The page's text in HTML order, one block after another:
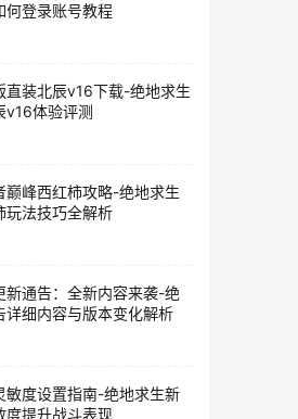
何登录账号教程
直装北辰v16下载-绝地求生
v16体验评测
巅峰西红柿攻略-绝地求生
玩法技巧全解析
新通告：全新内容来袭-绝
详细内容与版本变化解析
敏度设置指南-绝地求生新
度提升战斗表现